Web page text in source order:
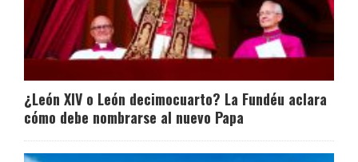
¿León XIV o León decimocuarto? La Fundéu aclara
cómo debe nombrarse al nuevo Papa